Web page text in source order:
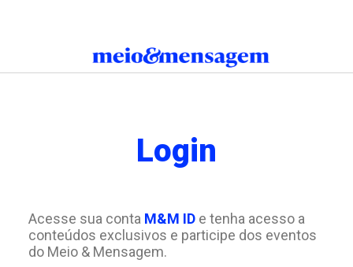
Login
Acesse sua conta M&M IDe tenha acesso a
conteúdos exclusivos e participe dos eventos
do Meio & Mensagem.